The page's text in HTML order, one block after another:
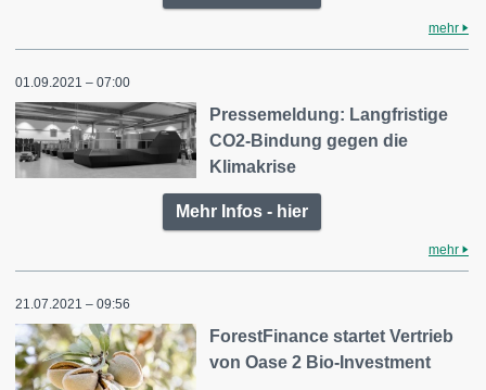
mehr
01.09.2021 – 07:00
Pressemeldung: Langfristige
CO2-Bindung gegen die
Klimakrise
Mehr Infos - hier
mehr
21.07.2021 – 09:56
ForestFinance startet Vertrieb
von Oase 2 Bio-Investment